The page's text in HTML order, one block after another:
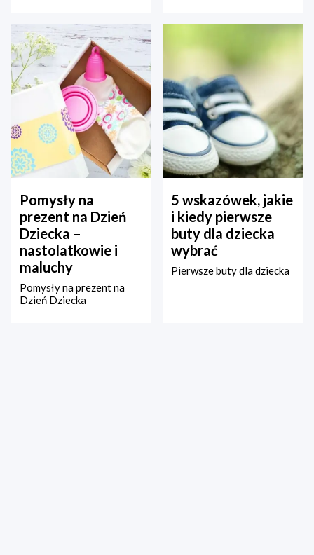
Pomysły na
prezent na Dzień
Dziecka –
nastolatkowie i
maluchy
Pomysły na prezent na
Dzień Dziecka
5 wskazówek, jakie
i kiedy pierwsze
buty dla dziecka
wybrać
Pierwsze buty dla dziecka